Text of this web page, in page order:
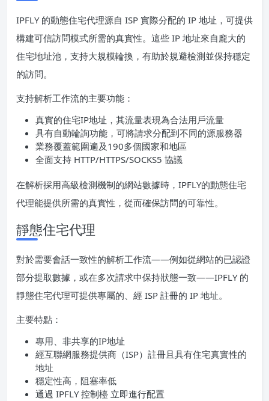
IPFLY 的動態住宅代理源自 ISP 實際分配的 IP 地址，可提供
構建可信訪問模式所需的真實性。這些 IP 地址來自龐大的
住宅地址池，支持大規模輪換，有助於規避檢測並保持穩定
的訪問。
支持解析工作流的主要功能：
真實的住宅IP地址，其流量表現為合法用戶流量
具有自動輪詢功能，可將請求分配到不同的源服務器
業務覆蓋範圍遍及190多個國家和地區
全面支持 HTTP/HTTPS/SOCKS5 協議
在解析採用高級檢測機制的網站數據時，IPFLY的動態住宅
代理能提供所需的真實性，從而確保訪問的可靠性。
靜態住宅代理
對於需要會話一致性的解析工作流——例如從網站的已認證
部分提取數據，或在多次請求中保持狀態一致——IPFLY 的
靜態住宅代理可提供專屬的、經 ISP 註冊的 IP 地址。
主要特點：
專用、非共享的IP地址
經互聯網服務提供商（ISP）註冊且具有住宅真實性的
地址
穩定性高，阻塞率低
通過 IPFLY 控制檯 立即進行配置